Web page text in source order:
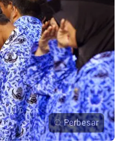
Perbesar